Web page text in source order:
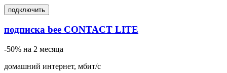
подключить
подписка bee CONTACT LITE
-50% на 2 месяца
домашний интернет, мбит/с